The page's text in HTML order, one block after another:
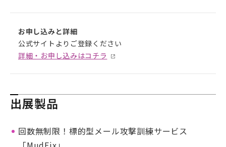
お申し込みと詳細
公式サイトよりご登録ください
詳細・お申し込みはコチラ
出展製品
回数無制限！標的型メール攻撃訓練サービス